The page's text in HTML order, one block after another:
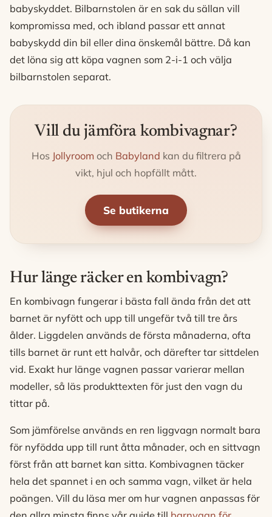
babyskyddet. Bilbarnstolen är en sak du sällan vill
kompromissa med, och ibland passar ett annat
babyskydd din bil eller dina önskemål bättre. Då kan
det löna sig att köpa vagnen som 2-i-1 och välja
bilbarnstolen separat.
Vill du jämföra kombivagnar?
Hos Jollyroom och Babyland kan du filtrera på
vikt, hjul och hopfällt mått.
Se butikerna
Hur länge räcker en kombivagn?
En kombivagn fungerar i bästa fall ända från det att
barnet är nyfött och upp till ungefär två till tre års
ålder. Liggdelen används de första månaderna, ofta
tills barnet är runt ett halvår, och därefter tar sittdelen
vid. Exakt hur länge vagnen passar varierar mellan
modeller, så läs produkttexten för just den vagn du
tittar på.
Som jämförelse används en ren liggvagn normalt bara
för nyfödda upp till runt åtta månader, och en sittvagn
först från att barnet kan sitta. Kombivagnen täcker
hela det spannet i en och samma vagn, vilket är hela
poängen. Vill du läsa mer om hur vagnen anpassas för